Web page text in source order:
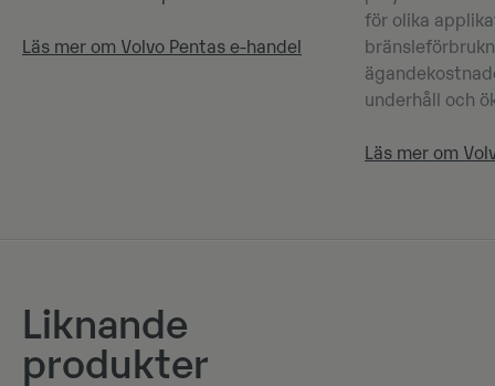
Läs mer om Volvo Pentas e-handel
för olika
underhåll och
Läs mer om
Liknande
produkter